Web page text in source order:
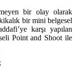
bir olay olarak
bir mini belgesel
karşı yapılan
Point and Shoot ile